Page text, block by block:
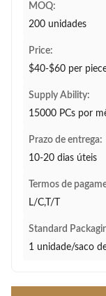
MOQ:
200 unidades
Price:
$40-$60 per
Supply Ability:
15000 PCs por
Prazo de entrega:
10-20 dias úteis
Termos de
L/C,T/T
Standard
1 unidade/saco